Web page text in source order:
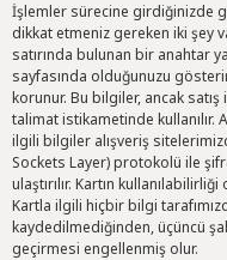
İşlemler sürecine girdiğinizde
dikkat etmeniz gereken iki şey
satırında bulunan bir anahtar
sayfasında olduğunuzu
korunur. Bu bilgiler, ancak
talimat istikametinde kullanılır.
ilgili bilgiler alışveriş
Sockets Layer) protokolü ile
ulaştırılır. Kartın
Kartla ilgili hiçbir bilgi
kaydedilmediğinden, üçüncü
geçirmesi engellenmiş olur.